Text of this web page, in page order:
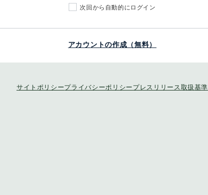
次回から自動的にログイン
アカウントの作成（無料）
サイトポリシープライバシーポリシー プレスリリース取扱基準